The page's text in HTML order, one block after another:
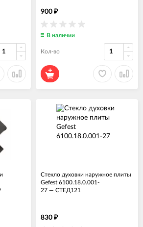
900 ₽
В наличии
Кол-во
Стекло духовки наружное плиты
Gefest 6100.18.0.001-
27 — СТЕД121
830 ₽